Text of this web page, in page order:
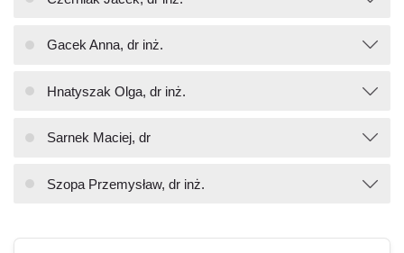
Gacek Anna, dr inż.
Hnatyszak Olga, dr inż.
Sarnek Maciej, dr
Szopa Przemysław, dr inż.
Блоки